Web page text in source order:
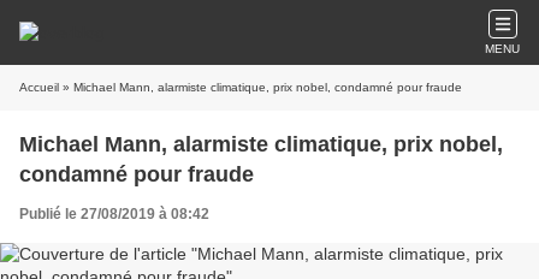
MENU
Accueil » Michael Mann, alarmiste climatique, prix nobel, condamné pour fraude
Michael Mann, alarmiste climatique, prix nobel,
condamné pour fraude
Publié le 27/08/2019 à 08:42